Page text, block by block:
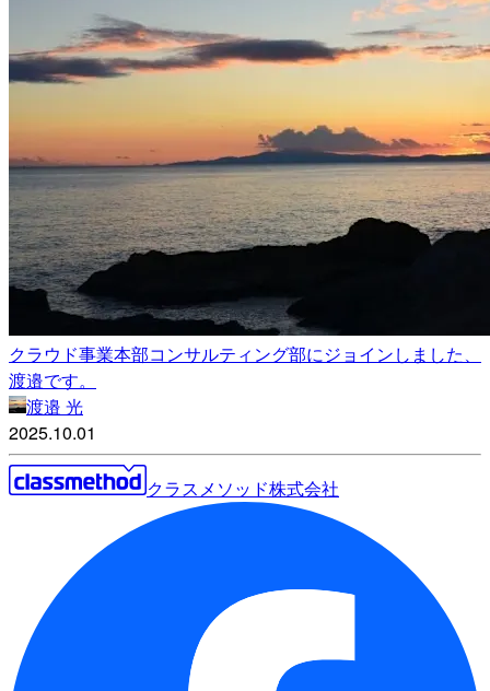
クラウド事業本部コンサルティング部にジョインしました、
渡邉です。
渡邉 光
2025.10.01
クラスメソッド株式会社